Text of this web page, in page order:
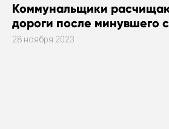
Коммунальщики
дороги после минувшего
28 ноября 2023